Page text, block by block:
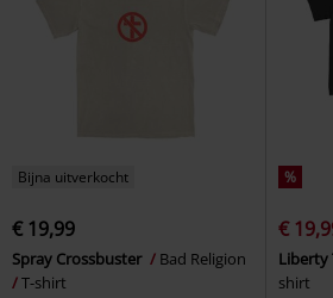
Bijna uitverkocht
€ 19,99
Spray Crossbuster
Bad Religion
T-shirt
%
€
Liberty
shirt